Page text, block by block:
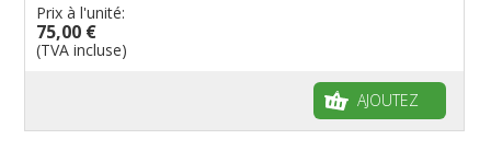
Prix à l'unité:
75,00 €
(TVA incluse)
AJOUTEZ